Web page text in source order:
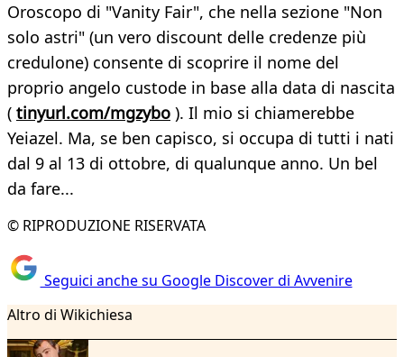
Oroscopo di "Vanity Fair", che nella sezione "Non
solo astri" (un vero discount delle credenze più
credulone) consente di scoprire il nome del
proprio angelo custode in base alla data di nascita
( tinyurl.com/mgzybo ). Il mio si chiamerebbe
Yeiazel. Ma, se ben capisco, si occupa di tutti i nati
dal 9 al 13 di ottobre, di qualunque anno. Un bel
da fare...
© RIPRODUZIONE RISERVATA
Seguici anche su Google Discover di Avvenire
Altro di Wikichiesa